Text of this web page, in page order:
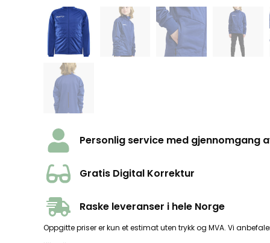
Personlig service med gjennomgang
Gratis Digital Korrektur
Raske leveranser i hele Norge
Oppgitte priser er kun et estimat uten trykk og MVA. Vi